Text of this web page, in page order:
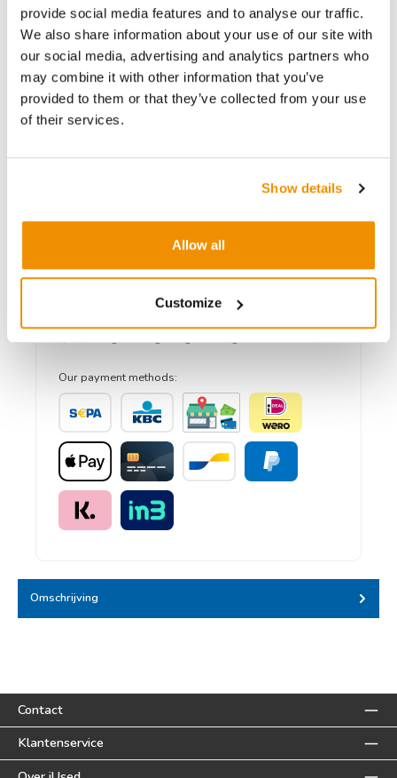
provide social media features and to analyse our traffic.
We also share information about your use of our site with
our social media, advertising and analytics partners who
may combine it with other information that you’ve
provided to them or that they’ve collected from your use
of their services.
Show details
Allow all
Customize
Producthoeveelheid: Voer de gewenste hoeveelheid in of gebruik de knoppen
In winkelwagen
Vergelijk product
Op voorraad!
Bij iUsed altijd inclusief;
Gratis verzending
Kopen bij dé Apple specialist
30 dagen niet goed geld terug
Our payment methods:
iDEAL | Wero
Apple Pay Credit card
BanktransferKBC/CBC betaalknop
Pinnen bij afhalen
Omschrijving
Contact
Klantenservice